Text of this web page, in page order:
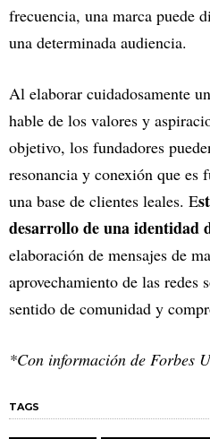
frecuencia, una marca puede
una determinada audiencia.
Al elaborar cuidadosamente
hable de los valores y
objetivo, los fundadores
resonancia y conexión que es
una base de clientes leales. E
desarrollo de una identidad
elaboración de mensajes de
aprovechamiento de las redes
sentido de comunidad y
*Con información de Forbes
TAGS